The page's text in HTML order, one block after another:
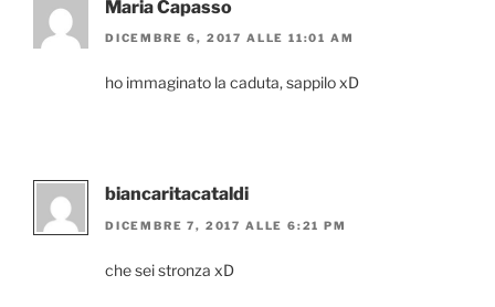
Maria Capasso
DICEMBRE 6, 2017 ALLE 11:01 AM
ho immaginato la caduta, sappilo xD
biancaritacataldi
DICEMBRE 7, 2017 ALLE 6:21 PM
che sei stronza xD